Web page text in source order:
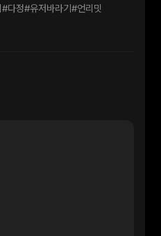
#다정#유저바라기 #언리밋